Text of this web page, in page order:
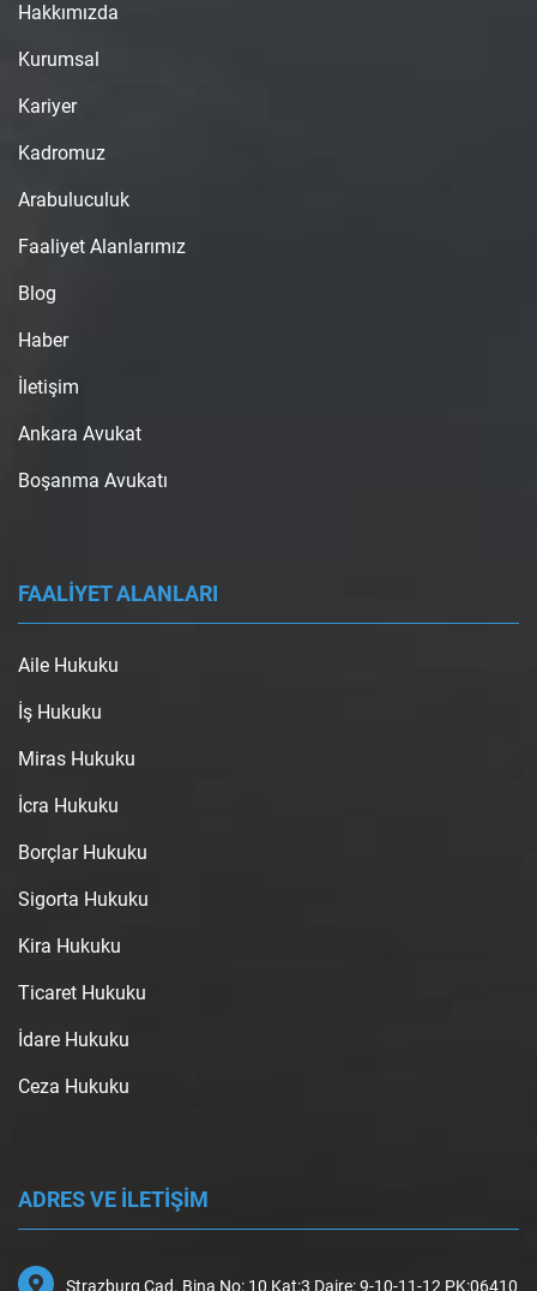
Hakkımızda
Kurumsal
Kariyer
Kadromuz
Arabuluculuk
Faaliyet Alanlarımız
Blog
Haber
İletişim
Ankara Avukat
Boşanma Avukatı
FAALİYET ALANLARI
Aile Hukuku
İş Hukuku
Miras Hukuku
İcra Hukuku
Borçlar Hukuku
Sigorta Hukuku
Kira Hukuku
Ticaret Hukuku
İdare Hukuku
Ceza Hukuku
ADRES VE İLETİŞİM
Strazburg Cad. Bina No: 10 Kat:3 Daire: 9-10-11-12 PK:06410